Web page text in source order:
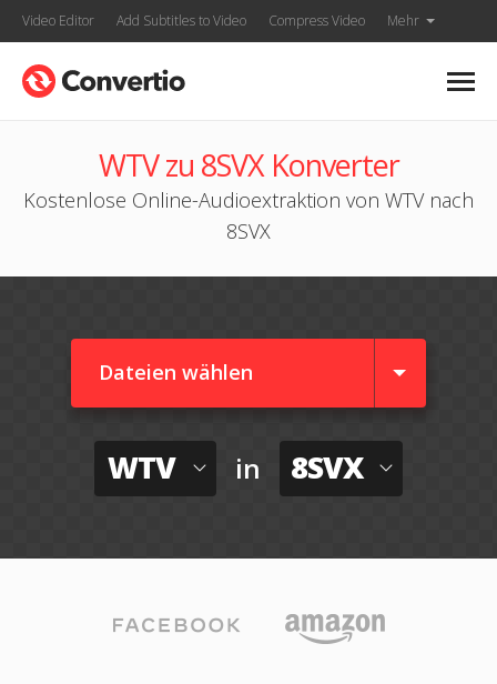
Video Editor Add Subtitles to Video Compress Video Mehr
WTV zu 8SVX Konverter
Kostenlose Online-Audioextraktion von WTV nach
8SVX
Dateien wählen
WTV in 8SVX